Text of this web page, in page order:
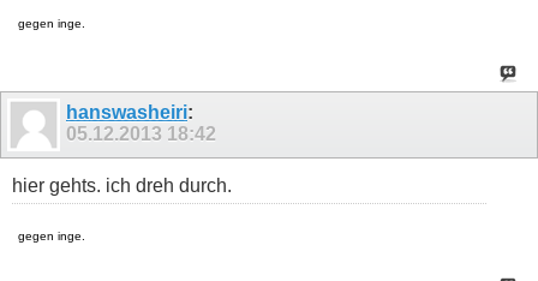
gegen inge.
hanswasheiri:
05.12.2013 18:42
hier gehts. ich dreh durch.
gegen inge.